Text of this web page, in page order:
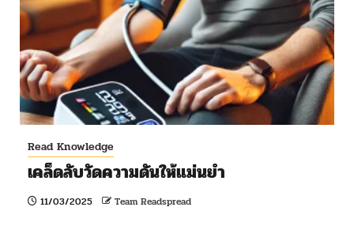
Read Knowledge
เคล็ดลับวัดความดันให้แม่นยำ
11/03/2025 Team Readspread